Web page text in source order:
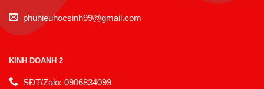
phuhieuhocsinh99@gmail.com
KINH DOANH 2
SĐT/Zalo: 0906834099